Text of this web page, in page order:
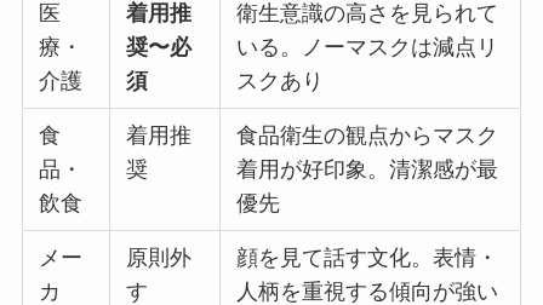
医
療・
介護
着用推
奨〜必
須
衛生意識の高さを見られて
いる。ノーマスクは減点リ
スクあり
食
品・
飲食
着用推
奨
食品衛生の観点からマスク
着用が好印象。清潔感が最
優先
メー
カ
原則外
す
顔を見て話す文化。表情・
人柄を重視する傾向が強い